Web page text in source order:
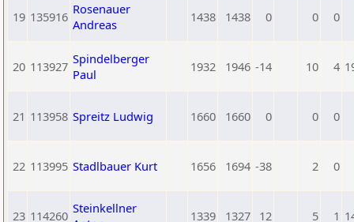
19 135916 Rosenauer
Andreas
1438 1438 0 0 0
20 113927 Spindelberger
Paul
1932 1946 -14 10 4
21 113958 Spreitz Ludwig 1660 1660 0 0 0
22 113995 Stadlbauer Kurt 1656 1694 -38 2 0
23 114260 Steinkellner
1339 1327 12 5 1